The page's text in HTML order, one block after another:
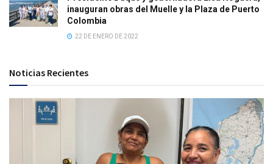
inauguran obras del Muelle y la Plaza de Puerto
Colombia
22 DE ENERO DE 2022
Noticias Recientes